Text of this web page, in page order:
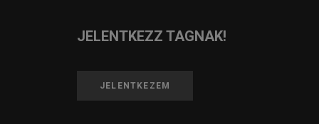
JELENTKEZZ TAGNAK!
JELENTKEZEM